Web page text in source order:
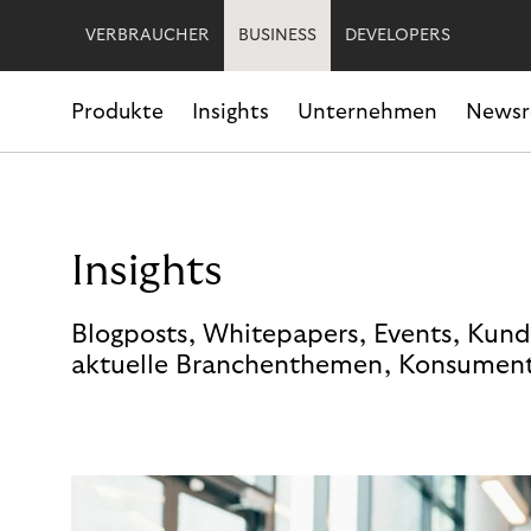
VERBRAUCHER BUSINESS DEVELOPERS
Produkte Insights Unternehmen
Insights
Blogposts, Whitepapers, Events,
aktuelle Branchenthemen,